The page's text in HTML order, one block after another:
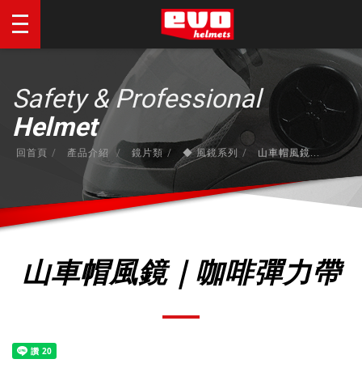
Safety & Professional
Helmet
回首頁 產品介紹 鏡片類 ◆ 風鏡系列 山車帽風鏡...
山車帽風鏡｜咖啡彈力帶